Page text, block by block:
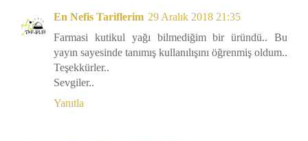
En Nefis Tariflerim 29 Aralık 2018 21:35
Farmasi kutikul yağı bilmediğim bir üründü.. Bu
yayın sayesinde tanımış kullanılışını öğrenmiş oldum..
Teşekkürler..
Sevgiler..
Yanıtla